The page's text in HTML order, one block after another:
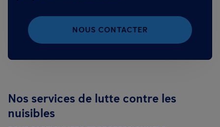
NOUS CONTACTER
Nos services de lutte contre les
nuisibles